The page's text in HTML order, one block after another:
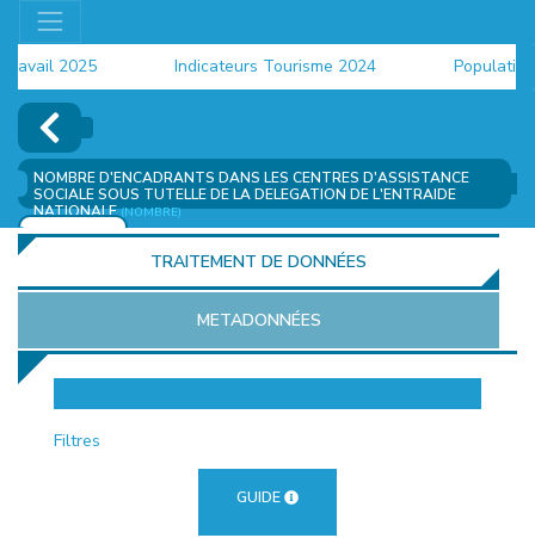
2025 Indicateurs Tourisme 2024 Population
NOMBRE D'ENCADRANTS DANS LES CENTRES D'ASSISTANCE
SOCIALE SOUS TUTELLE DE LA DELEGATION DE L'ENTRAIDE
NATIONALE(NOMBRE)
AJOUTER
TRAITEMENT DE DONNÉES
METADONNÉES
Filtres
GUIDE